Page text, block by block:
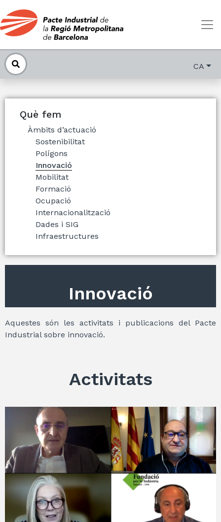
CA
Què fem
Àmbits d’actuació
Sostenibilitat
Polígons
Innovació
Mobilitat
Formació
Ocupació
Internacionalització
Dades i SIG
Infraestructures
Innovació
Aquestes són les activitats i publicacions del Pacte
Industrial sobre innovació.
Activitats